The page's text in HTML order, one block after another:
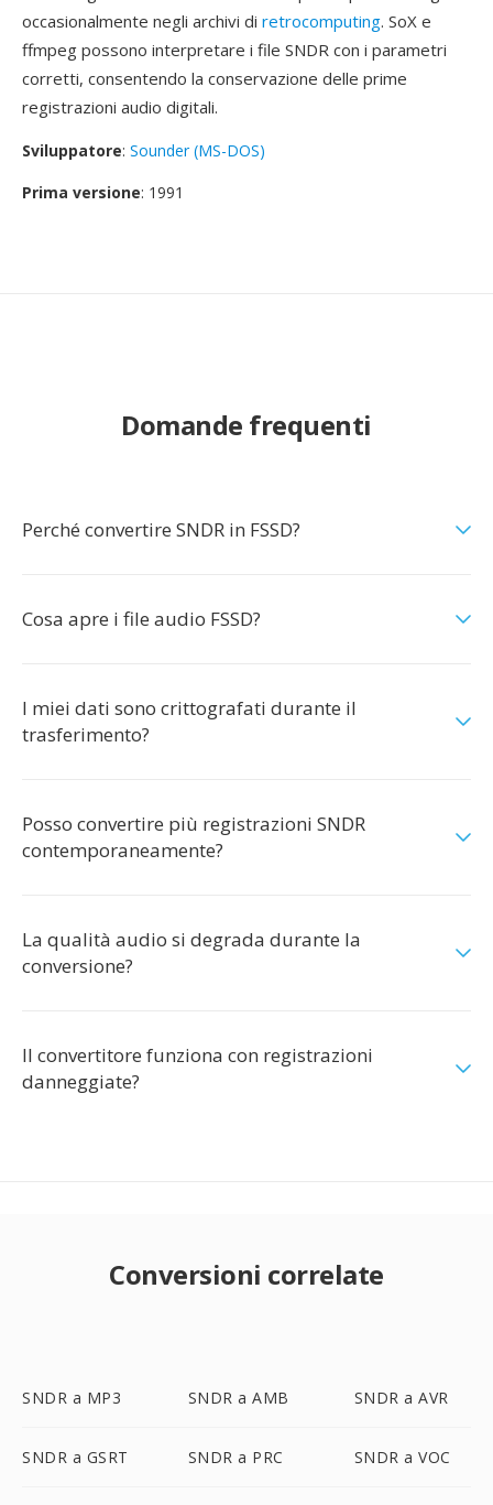
occasionalmente negli archivi di retrocomputing. SoX e
ffmpeg possono interpretare i file SNDR con i parametri
corretti, consentendo la conservazione delle prime
registrazioni audio digitali.
Sviluppatore: Sounder (MS-DOS)
Prima versione: 1991
Domande frequenti
Perché convertire SNDR in FSSD?
Cosa apre i file audio FSSD?
I miei dati sono crittografati durante il
trasferimento?
Posso convertire più registrazioni SNDR
contemporaneamente?
La qualità audio si degrada durante la
conversione?
Il convertitore funziona con registrazioni
danneggiate?
Conversioni correlate
SNDR a MP3 SNDR a AMB SNDR a AVR
SNDR a GSRT SNDR a PRC SNDR a VOC